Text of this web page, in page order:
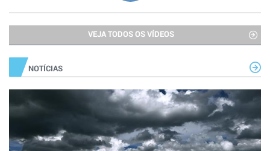
VEJA TODOS OS VÍDEOS
NOTÍCIAS